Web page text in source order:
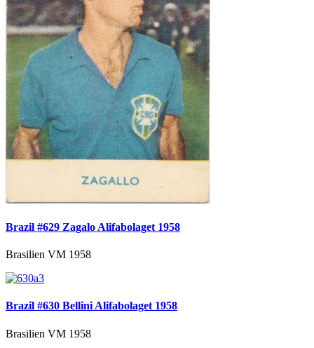
Brazil #629 Zagalo Alifabolaget 1958
Brasilien VM 1958
Brazil #630 Bellini Alifabolaget 1958
Brasilien VM 1958